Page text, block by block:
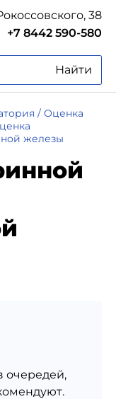
38
+7 8442 590-580
Найти
/ Оценка
железы
очередей,